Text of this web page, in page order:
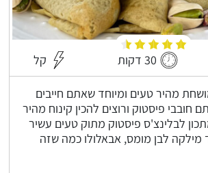
30 דקות קל
מהיר טעים ומיוחד שאתם חייבים
חובבי פיסטוק ורוצים להכין קינוח מהיר
לבלינצ'ס פיסטוק מתוק טעים עשיר
מילקה לבן מומס, אבאלולו כמה שזה